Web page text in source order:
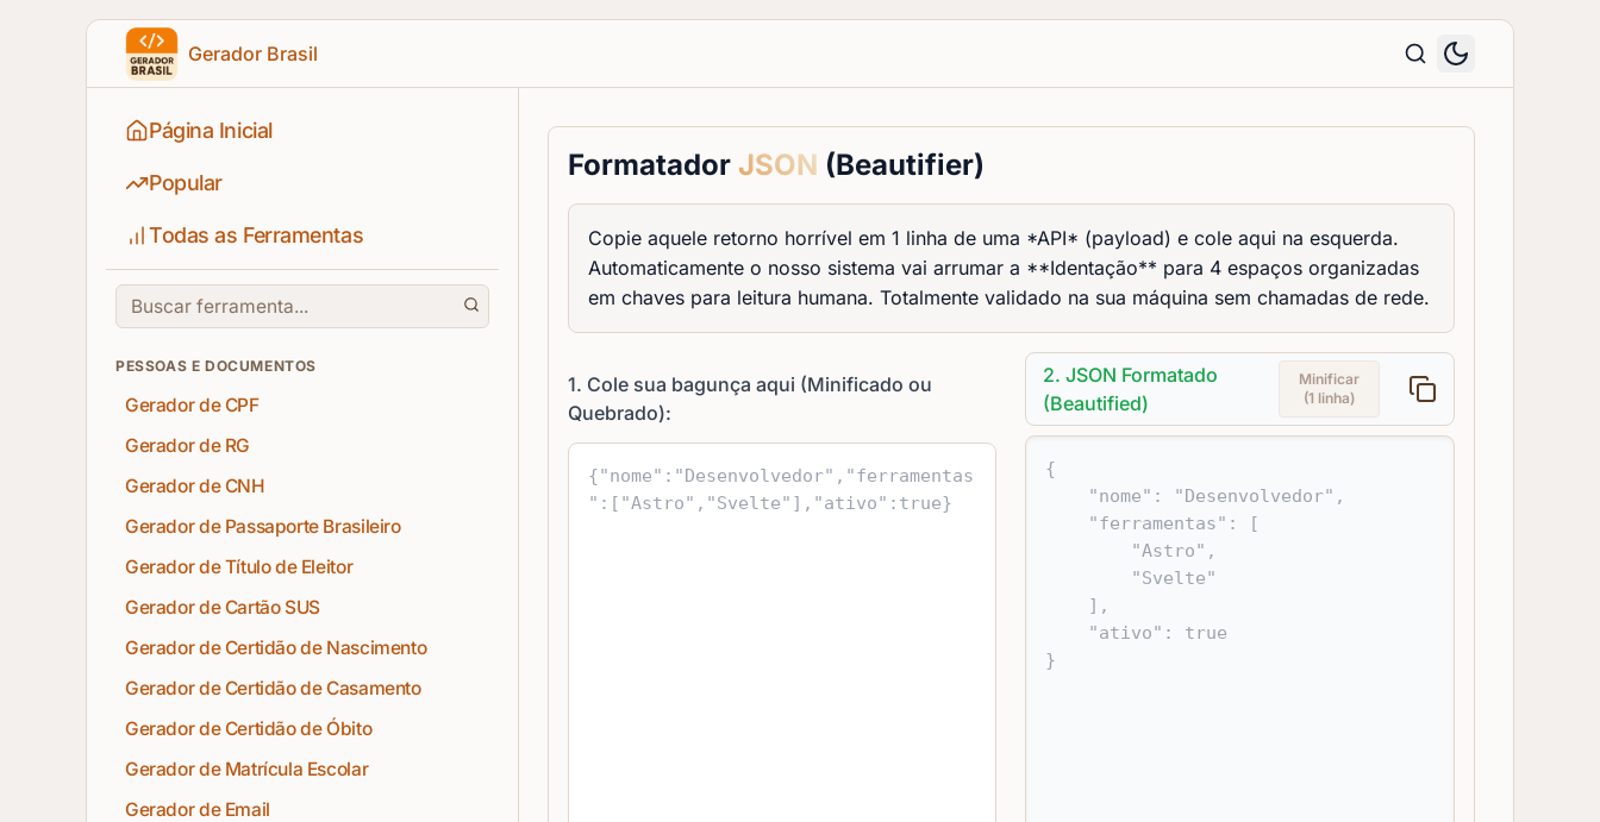
Gerador Brasil
Página Inicial
Popular
Todas as Ferramentas
PESSOAS E DOCUMENTOS
Gerador de CPF
Gerador de RG
Gerador de CNH
Gerador de Passaporte Brasileiro
Gerador de Título de Eleitor
Gerador de Cartão SUS
Gerador de Certidão de Nascimento
Gerador de Certidão de Casamento
Gerador de Certidão de Óbito
Gerador de Matrícula Escolar
Gerador de Email
Formatador JSON (Beautifier)
Copie aquele retorno horrível em 1 linha de uma *API* (payload) e cole aqui na esquerda.
Automaticamente o nosso sistema vai arrumar a **Identação** para 4 espaços organizadas
em chaves para leitura humana. Totalmente validado na sua máquina sem chamadas de rede.
1. Cole sua bagunça aqui (Minificado ou
Quebrado):
2. JSON Formatado
(Beautified)
Minificar
(1 linha)